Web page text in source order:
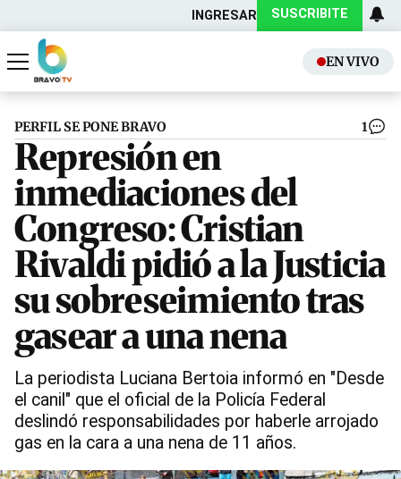
INGRESAR SUSCRIBITE
EN VIVO
Actualidad
Política
PERFIL SE PONE BRAVO 1
Represión en
inmediaciones del
Congreso: Cristian
Rivaldi pidió a la Justicia
su sobreseimiento tras
gasear a una nena
La periodista Luciana Bertoia informó en "Desde
el canil" que el oficial de la Policía Federal
deslindó responsabilidades por haberle arrojado
gas en la cara a una nena de 11 años.